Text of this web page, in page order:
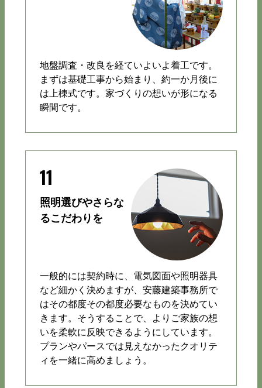
地盤調査・改良を経ていよいよ着工です。
まずは基礎工事から始まり、約一か月後に
は上棟式です。家づくりの想いが形になる
瞬間です。
11
照明選びやさらな
るこだわりを
一般的には契約時に、電気図面や照明器具
など細かく決めますが、安藤建築事務所で
はその都度その都度必要なものを決めてい
きます。そうすることで、よりご家族の想
いを柔軟に反映できるようにしています。
プランやパースでは見えなかったクオリテ
ィを一緒に高めましょう。